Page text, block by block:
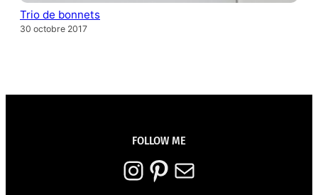
Trio de bonnets
30 octobre 2017
FOLLOW ME
Instagram Pinterest E-mail